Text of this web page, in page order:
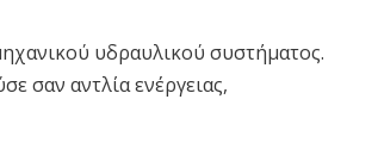
υδραυλικού συστήματος.
σαν αντλία ενέργειας,